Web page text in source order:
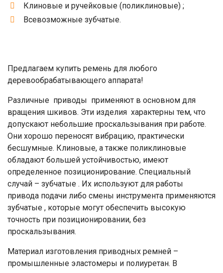
Клиновые и ручейковые (поликлиновые) ;
Всевозможные зубчатые.
Предлагаем купить ремень для любого
деревообрабатывающего аппарата!
Различные приводы применяют в основном для
вращения шкивов. Эти изделия характерны тем, что
допускают небольшие проскальзывания при работе.
Они хорошо переносят вибрацию, практически
бесшумные. Клиновые, а также поликлиновые
обладают большей устойчивостью, имеют
определенное позиционирование. Специальный
случай – зубчатые . Их используют для работы
привода подачи либо смены инструмента применяются
зубчатые , которые могут обеспечить высокую
точность при позиционировании, без
проскальзывания.
Материал изготовления приводных ремней –
промышленные эластомеры и полиуретан. В